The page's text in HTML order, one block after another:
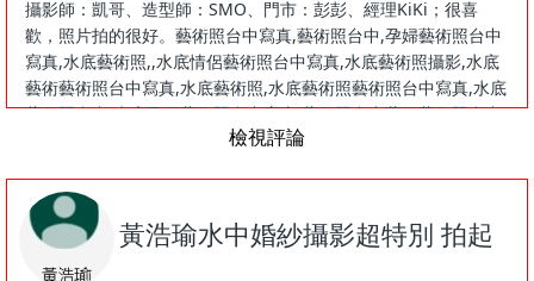
攝影師：凱哥、造型師：SMO、門市：彭彭、經理KiKi；很喜
歡，照片拍的很好。藝術照台中寫真,藝術照台中,孕婦藝術照台中
寫真,水底藝術照,,水底情侶藝術照台中寫真,水底藝術照攝影,水底
藝術藝術照台中寫真,水底藝術照,水底藝術照藝術照台中寫真,水底
藝術照台中,水底孕婦藝術照台中寫真,藝術照台中藝術藝術照台中
寫真藝術照,,藝術照台中藝術照藝術照藝術照台中寫真,藝術照台中
台中藝術照攝影
檢視評論
黃浩瑜水中婚紗攝影超特別 拍起